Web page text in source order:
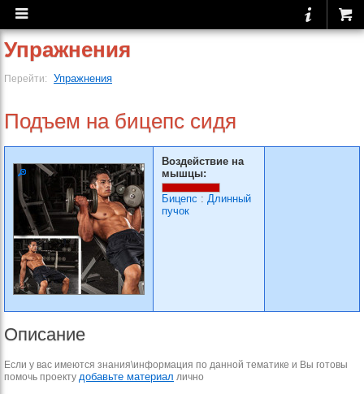
Упражнения
Перейти: Упражнения
Подъем на бицепс сидя
Воздействие на
мышцы:
Бицепс : Длинный
пучок
Описание
Если у вас имеются знания\информация по данной тематике и Вы готовы
помочь проекту добавьте материал лично